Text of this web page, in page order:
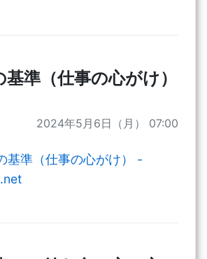
準（仕事の心がけ）
2024年5月6日（月） 07:00
基準（仕事の心がけ） -